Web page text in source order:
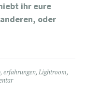
ihr eure
oder
, erfahrungen, Lightroom,